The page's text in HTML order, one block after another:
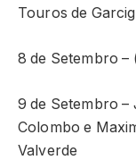
Touros de
8 de Setembro –
9 de Setembro –
Colombo e
Valverde